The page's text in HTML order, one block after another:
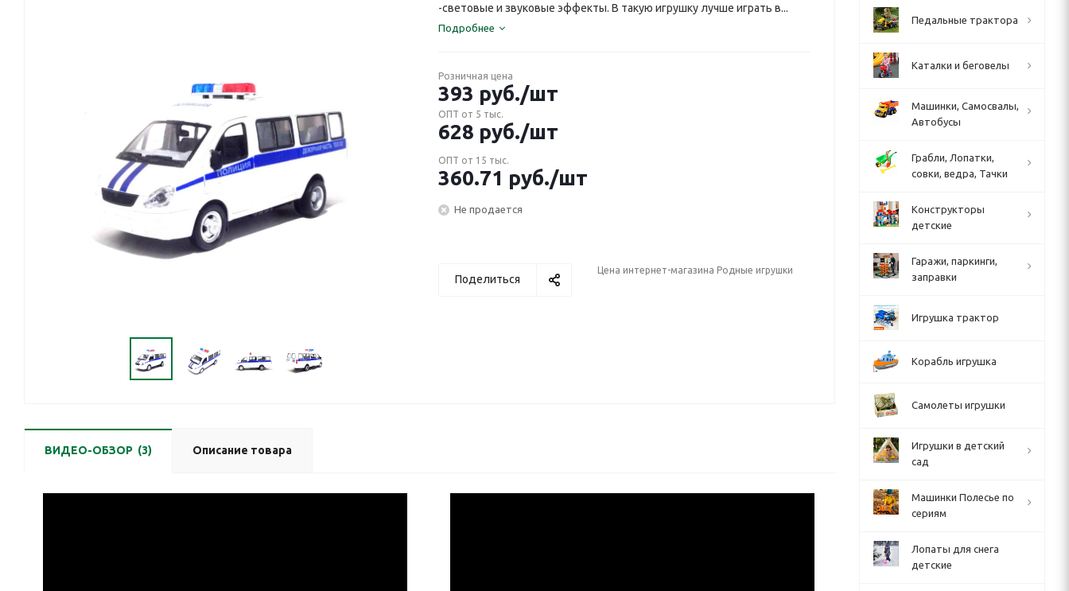
-световые и звуковые эффекты. В такую игрушку лучше играть в...
Подробнее
Розничная цена
393 руб./шт
ОПТ от 5 тыс.
628 руб./шт
ОПТ от 15 тыс.
360.71 руб./шт
Не продается
Поделиться
Цена интернет-магазина Родные игрушки
ВИДЕО-ОБЗОР (3) Описание товара
Педальные трактора
Каталки и беговелы
Машинки, Самосвалы,
Автобусы
Грабли, Лопатки,
совки, ведра, Тачки
Конструкторы
детские
Гаражи, паркинги,
заправки
Игрушка трактор
Корабль игрушка
Самолеты игрушки
Игрушки в детский
сад
Машинки Полесье по
сериям
Лопаты для снега
детские